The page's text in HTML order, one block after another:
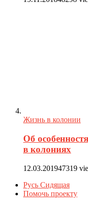
Жизнь в колонии
Об
в колониях
12.03.201947319
Русь Сидящая
Помочь проекту